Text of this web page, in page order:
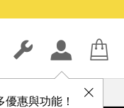
惠與功能！